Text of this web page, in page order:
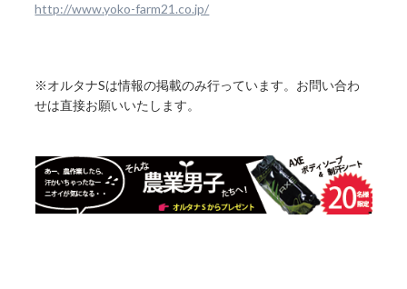
http://www.yoko-farm21.co.jp/
※オルタナSは情報の掲載のみ行っています。お問い合わ
せは直接お願いいたします。